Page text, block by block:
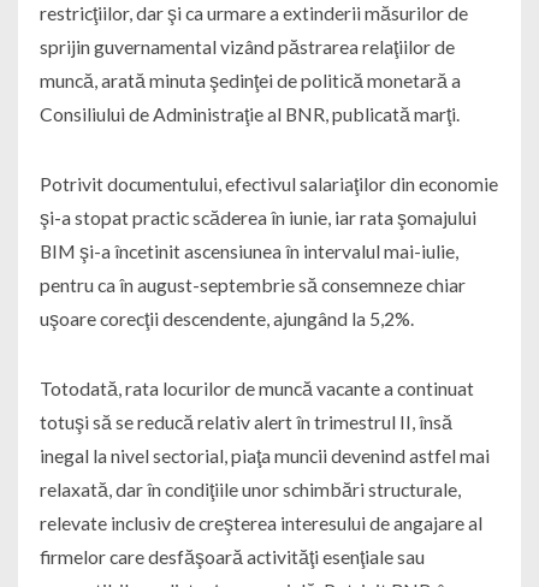
restricţiilor, dar şi ca urmare a extinderii măsurilor de
sprijin guvernamental vizând păstrarea relaţiilor de
muncă, arată minuta şedinţei de politică monetară a
Consiliului de Administraţie al BNR, publicată marţi.
Potrivit documentului, efectivul salariaţilor din economie
şi-a stopat practic scăderea în iunie, iar rata şomajului
BIM şi-a încetinit ascensiunea în intervalul mai-iulie,
pentru ca în august-septembrie să consemneze chiar
uşoare corecţii descendente, ajungând la 5,2%.
Totodată, rata locurilor de muncă vacante a continuat
totuşi să se reducă relativ alert în trimestrul II, însă
inegal la nivel sectorial, piaţa muncii devenind astfel mai
relaxată, dar în condiţiile unor schimbări structurale,
relevate inclusiv de creşterea interesului de angajare al
firmelor care desfăşoară activităţi esenţiale sau